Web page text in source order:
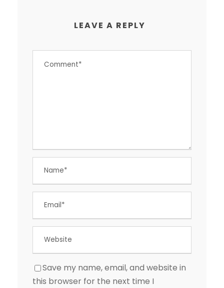
LEAVE A REPLY
Save my name, email, and website in
this browser for the next time I